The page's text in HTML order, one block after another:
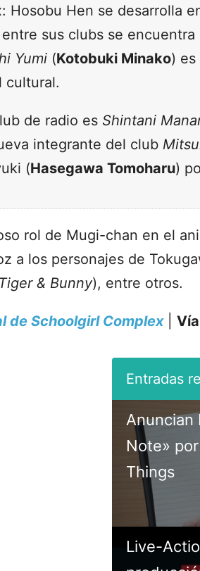
Hosobu Hen se desarrolla
sus clubs se
Yumi (Kotobuki Minako)
cultural.
de radio es Shintani
integrante del club
(Hasegawa Tomoharu)
rol de Mugi-chan en el
a los personajes de
Tiger & Bunny), entre otros.
de Schoolgirl Complex|
Anuncian
Note»
Things
Live-